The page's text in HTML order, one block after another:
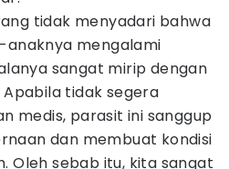
tidak menyadari bahwa
mengalami
sangat mirip dengan
tidak segera
medis, parasit ini sanggup
dan membuat kondisi
Oleh sebab itu, kita sangat